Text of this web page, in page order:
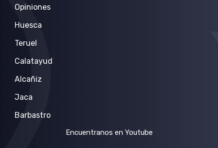
Opiniones
Huesca
Teruel
Calatayud
Alcañiz
Jaca
Barbastro
Encuentranos en Youtube